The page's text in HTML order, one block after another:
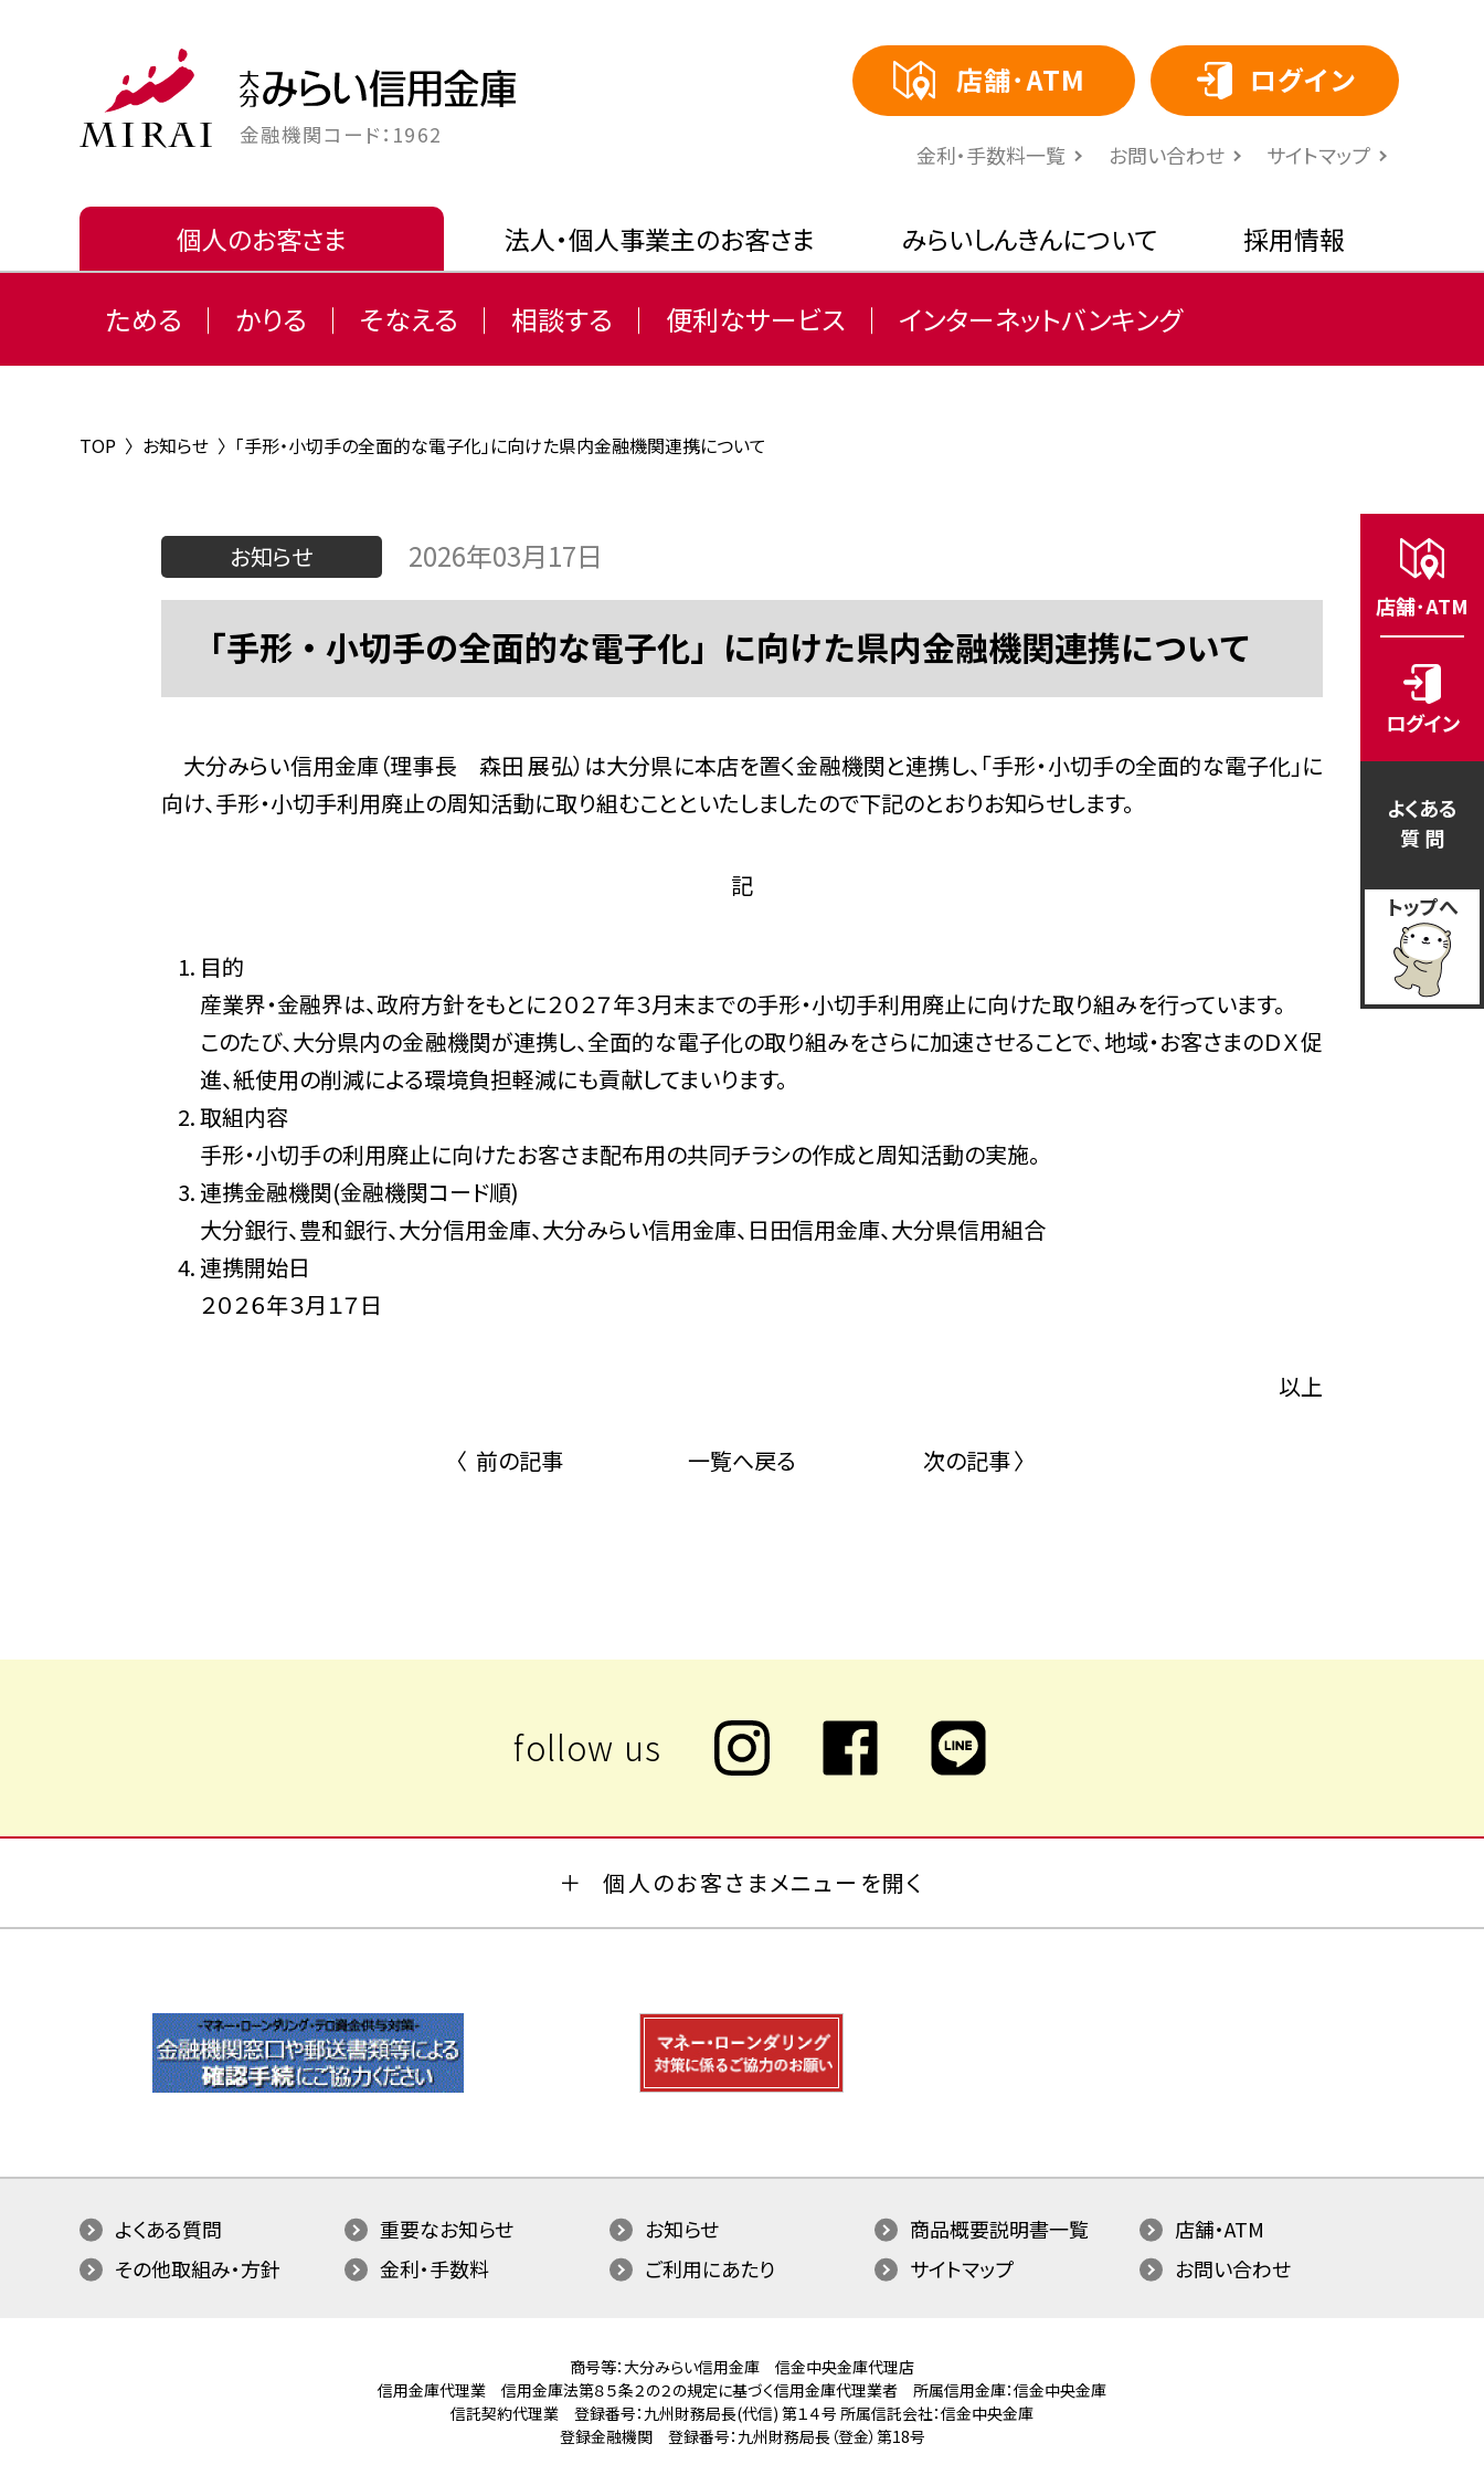
金融機関コード：1962
個人のお客さま
ためる かりる そなえる 相談する 便利なサービス インターネットバンキング
法人・個人事業主のお客さま みらいしんきんについて 採用情報
店舗･ATM ログイン
⾦利・⼿数料⼀覧 お問い合わせ サイトマップ
TOP 〉 お知らせ 〉 「手形・小切手の全面的な電子化」に向けた県内金融機関連携について
お知らせ 2026年03月17日
「手形・小切手の全面的な電子化」に向けた県内金融機関連携について
大分みらい信用金庫（理事長 森田 展弘）は大分県に本店を置く金融機関と連携し、「手形・小切手の全面的な電子化」に
向け、手形・小切手利用廃止の周知活動に取り組むことといたしましたので下記のとおりお知らせします。
記
目的
産業界・金融界は、政府方針をもとに２０２７年３月末までの手形・小切手利用廃止に向けた取り組みを行っています。
このたび、大分県内の金融機関が連携し、全面的な電子化の取り組みをさらに加速させることで、地域・お客さまのＤＸ促
進、紙使用の削減による環境負担軽減にも貢献してまいります。
取組内容
手形・小切手の利用廃止に向けたお客さま配布用の共同チラシの作成と周知活動の実施。
連携金融機関(金融機関コード順)
大分銀行、豊和銀行、大分信用金庫、大分みらい信用金庫、日田信用金庫、大分県信用組合
連携開始日
２０２６年３月１７日
以上
〈 前の記事 一覧へ戻る 次の記事 〉
店舗･ATM
ログイン
よくある
質 問
トップへ
個人のお客さまメニューを開く
よくある質問 重要なお知らせ お知らせ 商品概要説明書一覧
店舗・ATM
その他取組み・方針
金利・手数料 ご利用にあたり サイトマップ お問い合わせ
商号等：大分みらい信用金庫 信金中央金庫代理店
信用金庫代理業 信用金庫法第８５条２の２の規定に基づく信用金庫代理業者 所属信用金庫：信金中央金庫
信託契約代理業 登録番号：九州財務局長(代信) 第１４号 所属信託会社：信金中央金庫
登録金融機関 登録番号：九州財務局長（登金）第18号